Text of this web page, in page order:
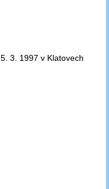
5. 3. 1997 v Klatovech